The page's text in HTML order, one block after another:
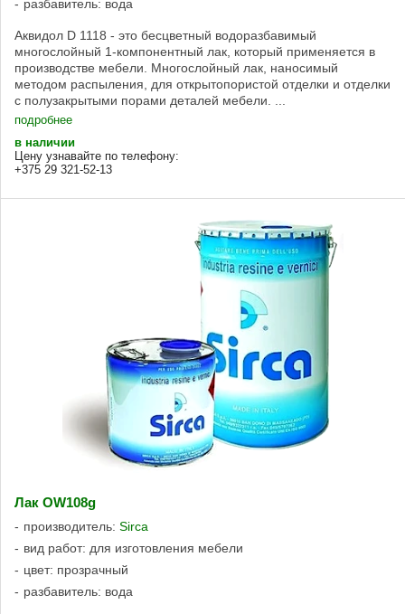
разбавитель: вода
Аквидол D 1118 - это бесцветный водоразбавимый
многослойный 1-компонентный лак, который применяется в
производстве мебели. Многослойный лак, наносимый
методом распыления, для открытопористой отделки и отделки
с полузакрытыми порами деталей мебели. ...
подробнее
в наличии
Цену узнавайте по телефону:
+375 29 321-52-13
Лак OW108g
производитель: Sirca
вид работ: для изготовления мебели
цвет: прозрачный
разбавитель: вода